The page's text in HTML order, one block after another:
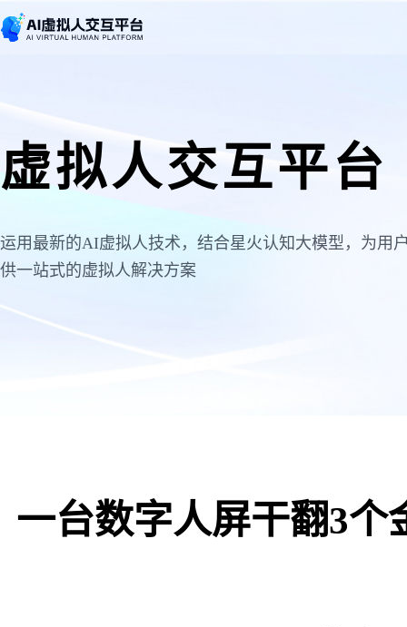
虚拟人交互平台
运用最新的AI虚拟人技术，结合星火认知大模型，为用
供一站式的虚拟人解决方案
一台数字人屏干翻3